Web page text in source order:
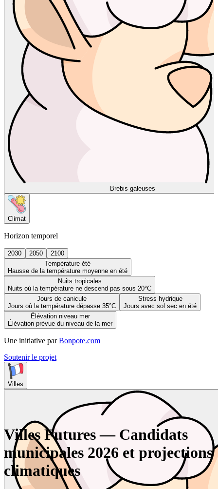
Brebis galeuses
Climat
Horizon temporel
2030 2050
2100
Température été
Hausse de la température moyenne en été
Nuits tropicales
Nuits où la température ne descend pas sous 20°C
Jours de canicule
Jours où la température dépasse 35°C
Stress hydrique
Jours avec sol sec en été
Élévation niveau mer
Élévation prévue du niveau de la mer
Une initiative par Bonpote.com
Soutenir le projet
Villes
Villes Futures — Candidats
municipales 2026 et projections
climatiques